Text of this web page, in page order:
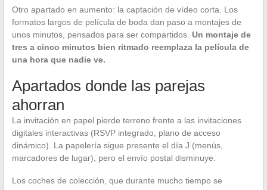
Otro apartado en aumento: la captación de vídeo corta. Los
formatos largos de película de boda dan paso a montajes de
unos minutos, pensados para ser compartidos. Un montaje de
tres a cinco minutos bien ritmado reemplaza la película de
una hora que nadie ve.
Apartados donde las parejas
ahorran
La invitación en papel pierde terreno frente a las invitaciones
digitales interactivas (RSVP integrado, plano de acceso
dinámico). La papelería sigue presente el día J (menús,
marcadores de lugar), pero el envío postal disminuye.
Los coches de colección, que durante mucho tiempo se